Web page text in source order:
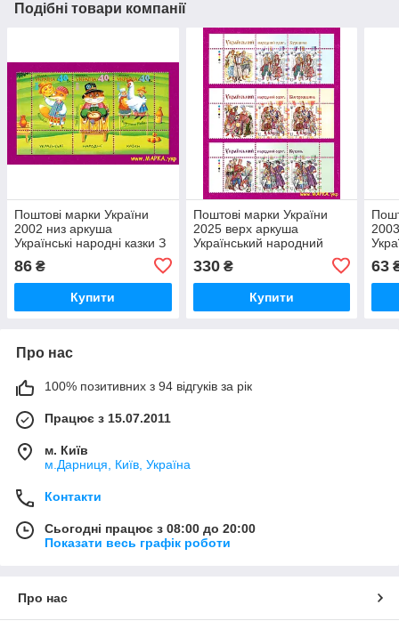
Подібні товари компанії
Поштові марки України
2002 низ аркуша
Українські народні казки З
86 ₴
Купити
Поштові марки України
2025 верх аркуша
Український народний
330₴
Купити
63
Про нас
100% позитивних з 94 відгуків за рік
Працює з 15.07.2011
м. Київ
м.Дарниця, Київ, Україна
Контакти
Сьогодні працює з 08:00 до 20:00
Показати весь графік роботи
Про нас